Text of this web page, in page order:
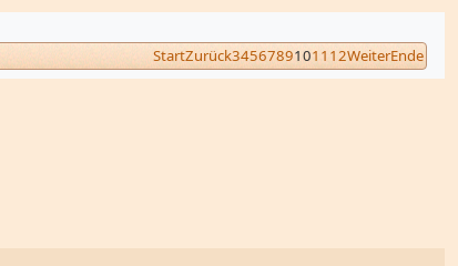
StartZurück34567891011 12WeiterEnde